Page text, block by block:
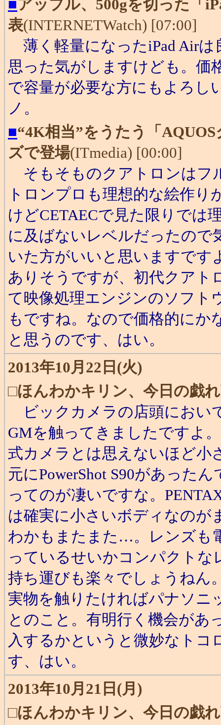
■アップル、500gを切った「
表(INTERNETWatch) [07:00]
薄く軽量になったiPad Air
思った気がしますけども。価
で容量が必要な方にもよろ
ノ。
■“4K相当”をうたう「
ズで登場(ITmedia) [00:00]
そもそものクアトロンはフ
トロンプロも理想的な絵作
けどCETAECで見た限りでは
に及ばないレベルだったので
いた方がいいと思いますです
ありそうですが、初代クアト
て映像処理エンジンのソフト
もですね。なので価格的にか
と思うのです、はい。
2013年10月22日(火)
□ほんわかキリン、今日の戯
ビックカメラの店頭におい
GMを触ってきましたですよ
式カメラとは思えないほど小
元にPowerShot S90があった
ってのが凄いですな。
は確実に小さいボディなのが
わかもまたまた…。レンズも
っているせいかコンパクトな
持ち運びも楽々でしょうねん
実物を触りたければパナソニ
とのこと。有明行く機会があ
入するかというと微妙なト
す、はい。
2013年10月21日(月)
□ほんわかキリン、今日の戯